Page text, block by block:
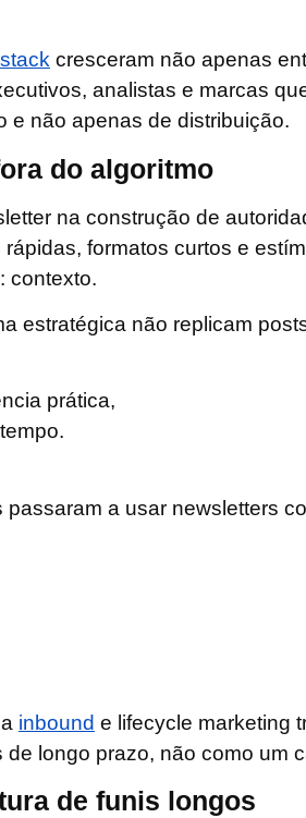
cresceram não apenas
analistas e marcas
e não apenas de distribuição.
do algoritmo
na construção de
formatos curtos e
contexto.
estratégica não replicam
prática,
a usar newsletters
inbound e lifecycle marketing
longo prazo, não como um
de funis longos